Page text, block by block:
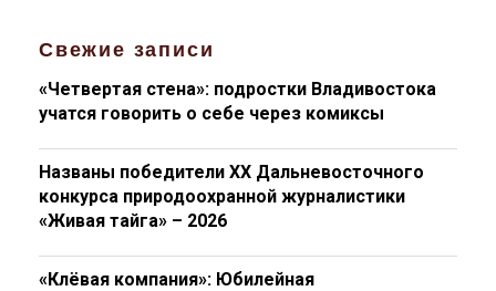
Свежие записи
«Четвертая стена»: подростки Владивостока
учатся говорить о себе через комиксы
Названы победители XX Дальневосточного
конкурса природоохранной журналистики
«Живая тайга» – 2026
«Клёвая компания»: Юбилейная